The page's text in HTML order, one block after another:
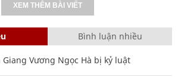
XEM THÊM BÀI VIẾT
Bình luận nhiều
Giang Vương Ngọc Hà bị kỷ luật